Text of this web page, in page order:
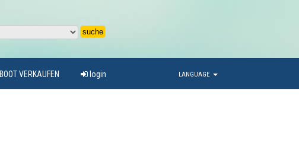
LANGUAGE
BOOT VERKAUFEN login